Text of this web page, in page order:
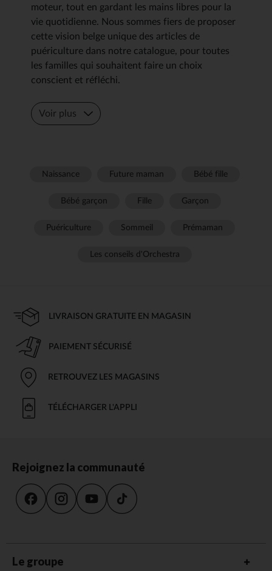
moteur, tout en gardant les mains libres pour la
vie quotidienne. Nous sommes fiers de proposer
cette vision belge unique des articles de
puériculture dans notre catalogue, pour toutes
les familles qui souhaitent faire un choix
conscient et réfléchi.
Voir plus
Naissance Future maman Bébé fille
Bébé garçon Fille Garçon
Puériculture Sommeil Prémaman
Les conseils d'Orchestra
LIVRAISON GRATUITE EN MAGASIN
PAIEMENT SÉCURISÉ
RETROUVEZ LES MAGASINS
TÉLÉCHARGER L'APPLI
Rejoignez la communauté
Le groupe